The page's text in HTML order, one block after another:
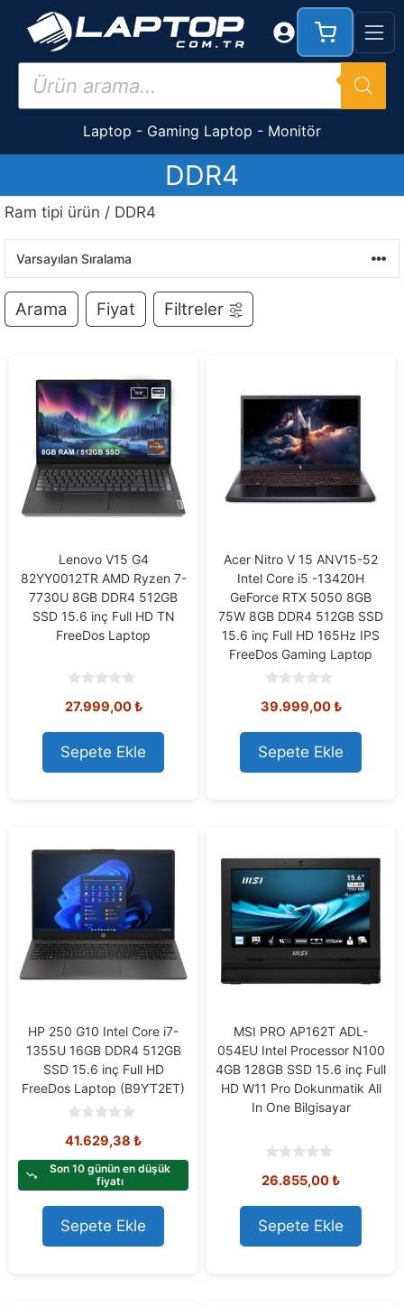
İçeriğe
Products
search
Laptop - Gaming Laptop - Monitör
DDR4
Ram tipi ürün / DDR4
Arama Fiyat Filtreler
Lenovo V15 G4
82YY0012TR AMD Ryzen 7-
7730U 8GB DDR4 512GB
SSD 15.6 inç Full HD TN
FreeDos Laptop
o
t
o
f
5
27.999,00₺
Sepete Ekle
Acer Nitro V 15 ANV15-52
Intel Core i5 -13420H
GeForce RTX 5050 8GB
75W 8GB DDR4 512GB SSD
15.6 inç Full HD 165Hz IPS
FreeDos Gaming Laptop
o
t
o
f
5
39.999,00₺
Sepete Ekle
HP 250 G10 Intel Core i7-
1355U 16GB DDR4 512GB
SSD 15.6 inç Full HD
FreeDos Laptop (B9YT2ET)
o
t
f
5
41.629,38 ₺
Son 10 günün en düşük
fiyatı
Sepete Ekle
MSI PRO AP162T ADL-
054EU Intel Processor N100
4GB 128GB SSD 15.6 inç Full
HD W11 Pro Dokunmatik All
In One Bilgisayar
o
t
o
f
5
26.855,00₺
Sepete Ekle